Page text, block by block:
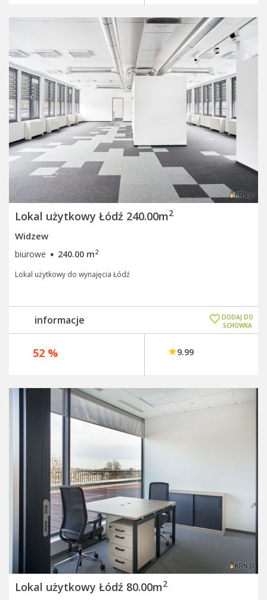
Lokal użytkowy Łódź 240.00m2
Widzew
biurowe · 240.00 m2
Lokal użytkowy do wynajęcia Łódź
informacje
w biurze sprzedaży
DODAJ DO
SCHOWKA
52 % 9.99
Lokal użytkowy Łódź 80.00m2